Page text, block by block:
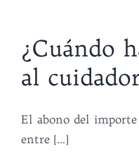
¿Cuándo
al
El abono del
entre [...]